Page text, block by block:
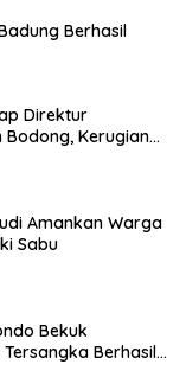
Berhasil
Direktur
Bodong, Kerugian
Amankan Warga
Sabu
Bekuk
Berhasil